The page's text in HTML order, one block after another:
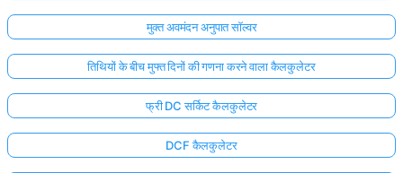
मुक्त अवमंदन अनुपात सॉल्वर
तिथियों के बीच मुफ्त दिनों की गणना करने वाला कैलकुलेटर
फ्री DC सर्किट कैलकुलेटर
DCF कैलकुलेटर